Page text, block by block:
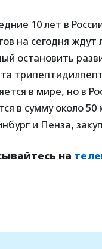
10 лет в
на сегодня
остановить
в мире, но в
в сумму около
и Пенза,
на